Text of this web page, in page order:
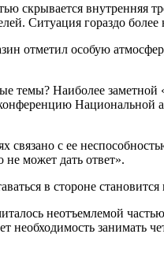
внутренняя
Ситуация гораздо более
отметил особую
темы? Наиболее
Национальной
с ее
не может дать ответ».
в стороне становится
неотъемлемой
необходимость занимать